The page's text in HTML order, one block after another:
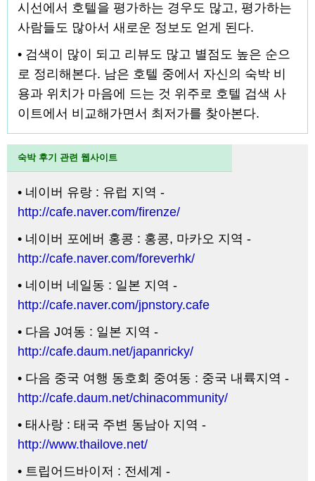
시선에서 호텔을 평가하는 경우도 많고, 평가하는
사람들도 많아서 새로운 정보도 얻게 된다.
• 검색이 많이 되고 리뷰도 많고 별점도 높은 순으
로 정리해본다. 남은 호텔 중에서 자신의 숙박 비
용과 위치가 마음에 드는 것 위주로 호텔 검색 사
이트에서 비교해가면서 최저가를 찾아본다.
숙박 후기 관련 웹사이트
• 네이버 유랑 : 유럽 지역 -
http://cafe.naver.com/firenze/
• 네이버 포에버 홍콩 : 홍콩, 마카오 지역 -
http://cafe.naver.com/foreverhk/
• 네이버 네일동 : 일본 지역 -
http://cafe.naver.com/jpnstory.cafe
• 다음 J여동 : 일본 지역 -
http://cafe.daum.net/japanricky/
• 다음 중국 여행 동호회 중여동 : 중국 내륙지역 -
http://cafe.daum.net/chinacommunity/
• 태사랑 : 태국 주변 동남아 지역 -
http://www.thailove.net/
• 트립어드바이저 : 전세계 -